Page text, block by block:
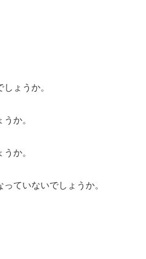
ょうか。
か。
か。
ていないでしょうか。